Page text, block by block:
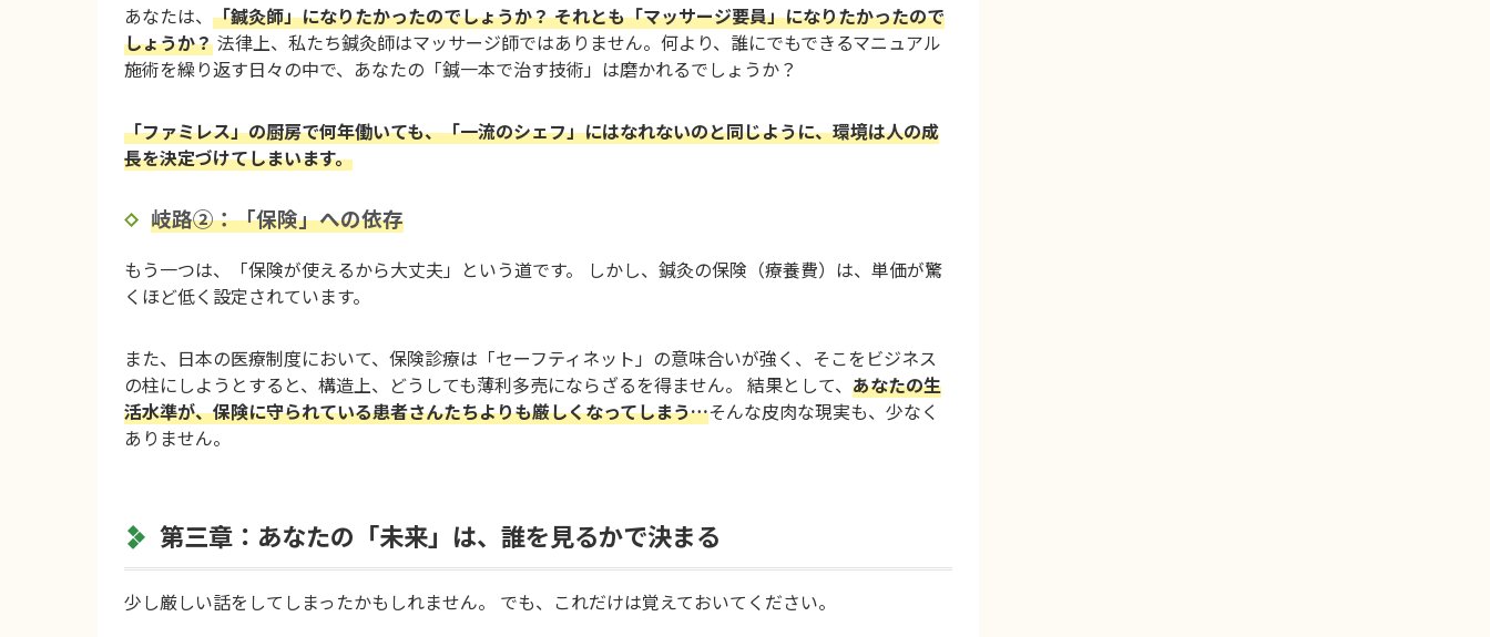
あなたは、 「鍼灸師」になりたかったのでしょうか？ それとも「マッサージ要員」になりたかったので
しょうか？法律上、私たち鍼灸師はマッサージ師ではありません。何より、誰にでもできるマニュアル
施術を繰り返す日々の中で、あなたの「鍼一本で治す技術」は磨かれるでしょうか？
「ファミレス」の厨房で何年働いても、「一流のシェフ」にはなれないのと同じように、環境は人の成
長を決定づけてしまいます。
岐路②：「保険」への依存
もう一つは、「保険が使えるから大丈夫」という道です。 しかし、鍼灸の保険（療養費）は、単価が驚
くほど低く設定されています。
また、日本の医療制度において、保険診療は「セーフティネット」の意味合いが強く、そこをビジネス
の柱にしようとすると、構造上、どうしても薄利多売にならざるを得ません。 結果として、 あなたの生
活水準が、保険に守られている患者さんたちよりも厳しくなってしまう…そんな皮肉な現実も、少なく
ありません。
第三章：あなたの「未来」は、誰を見るかで決まる
少し厳しい話をしてしまったかもしれません。 でも、これだけは覚えておいてください。